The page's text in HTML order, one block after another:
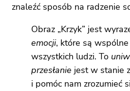
znaleźć sposób na radzenie
Obraz „Krzyk” jest
emocji, które są
wszystkich ludzi. To
przesłanie jest w stanie
i pomóc nam zrozumieć